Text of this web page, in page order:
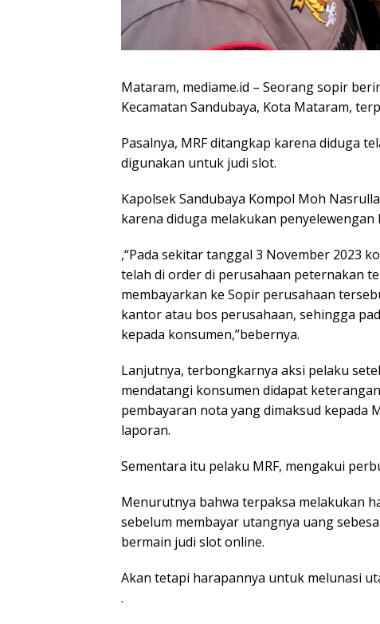
Mataram, mediame.id – Seorang sopir
Kecamatan Sandubaya, Kota Mataram,
Pasalnya, MRF ditangkap karena diduga
digunakan untuk judi slot.
Kapolsek Sandubaya Kompol Moh
karena diduga melakukan
,“Pada sekitar tanggal 3 November 2023
telah di order di perusahaan peternakan
membayarkan ke Sopir perusahaan
kantor atau bos perusahaan, sehingga
kepada konsumen,”bebernya.
Lanjutnya, terbongkarnya aksi pelaku
mendatangi konsumen didapat
pembayaran nota yang dimaksud kepada
laporan.
Sementara itu pelaku MRF, mengakui
Menurutnya bahwa terpaksa melakukan
sebelum membayar utangnya uang
bermain judi slot online.
Akan tetapi harapannya untuk melunasi
.